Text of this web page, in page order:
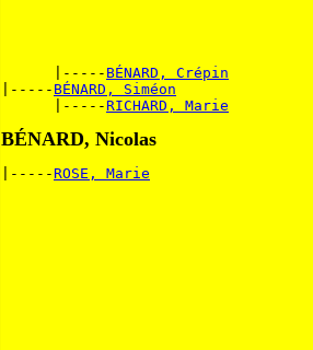
      |-----
BÉNARD, Crépin
|----- BÉNARD, Siméon
      |-----
RICHARD, Marie
BÉNARD, Nicolas
|-----ROSE, Marie